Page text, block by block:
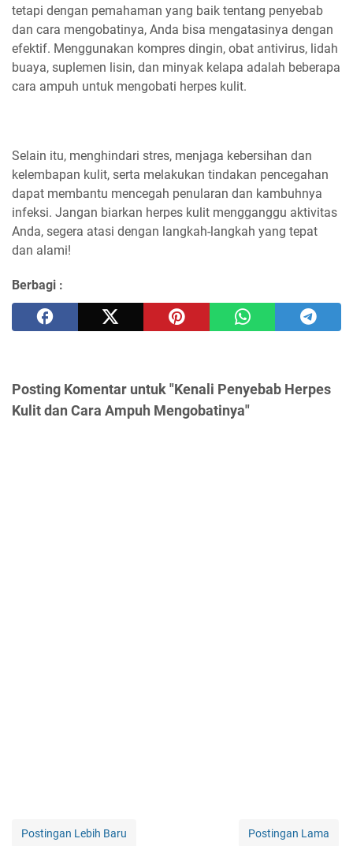
tetapi dengan pemahaman yang baik tentang penyebab
dan cara mengobatinya, Anda bisa mengatasinya dengan
efektif. Menggunakan kompres dingin, obat antivirus, lidah
buaya, suplemen lisin, dan minyak kelapa adalah beberapa
cara ampuh untuk mengobati herpes kulit.
Selain itu, menghindari stres, menjaga kebersihan dan
kelembapan kulit, serta melakukan tindakan pencegahan
dapat membantu mencegah penularan dan kambuhnya
infeksi. Jangan biarkan herpes kulit mengganggu aktivitas
Anda, segera atasi dengan langkah-langkah yang tepat
dan alami!
Berbagi :
Posting Komentar untuk "Kenali Penyebab Herpes
Kulit dan Cara Ampuh Mengobatinya"
Postingan Lebih Baru Postingan Lama